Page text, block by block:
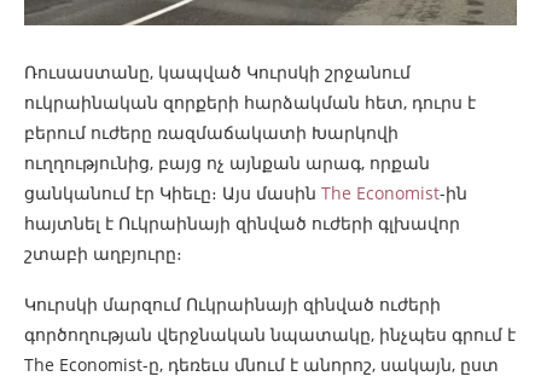
Ռուսաստանը, կապված Կուրսկի շրջանում
ուկրաինական զորքերի հարձակման հետ, դուրս է
բերում ուժերը ռազմաճակատի Խարկովի
ուղղությունից, բայց ոչ այնքան արագ, որքան
ցանկանում էր Կիեւը։ Այս մասին The Economist-ին
հայտնել է Ուկրաինայի զինված ուժերի գլխավոր
շտաբի աղբյուրը։
Կուրսկի մարզում Ուկրաինայի զինված ուժերի
գործողության վերջնական նպատակը, ինչպես գրում է
The Economist-ը, դեռեւս մնում է անորոշ, սակայն, ըստ